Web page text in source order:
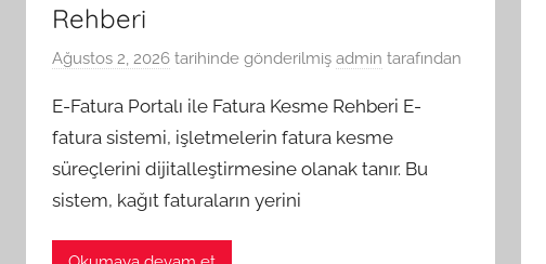
Rehberi
Ağustos 2, 2026 tarihinde gönderilmiş admin tarafından
E-Fatura Portalı ile Fatura Kesme Rehberi E-
fatura sistemi, işletmelerin fatura kesme
süreçlerini dijitalleştirmesine olanak tanır. Bu
sistem, kağıt faturaların yerini